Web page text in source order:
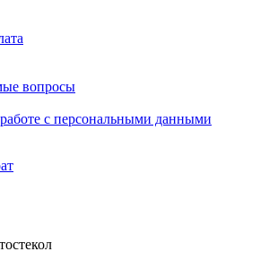
вопросы
с персональными данными